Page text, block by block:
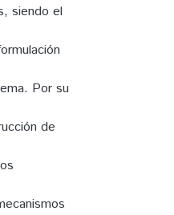
siendo el
Por su
de